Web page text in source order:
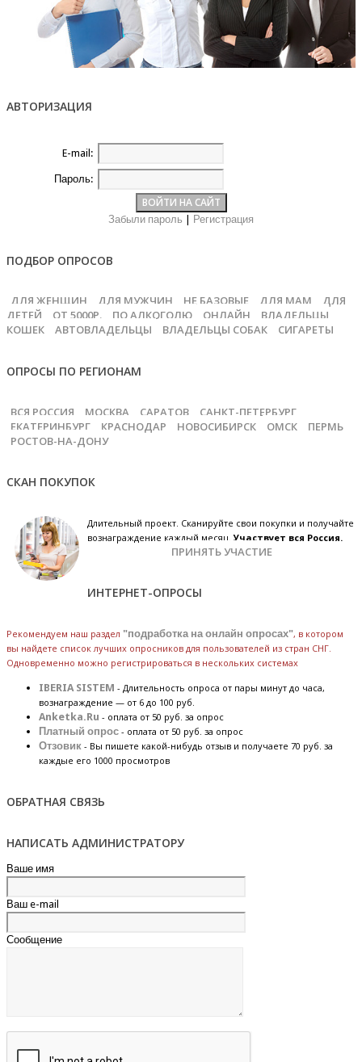
АВТОРИЗАЦИЯ
E-mail:
Пароль:
Забыли пароль Регистрация
ПОДБОР ОПРОСОВ
ДЛЯ ЖЕНЩИН ДЛЯ МУЖЧИН НЕ БАЗОВЫЕ ДЛЯ МАМ
ДЛЯ
ДЕТЕЙ
ОТ 5000Р. ПО АЛКОГОЛЮ ОНЛАЙН
ВЛАДЕЛЬЦЫ
КОШЕК
АВТОВЛАДЕЛЬЦЫ ВЛАДЕЛЬЦЫ СОБАК СИГАРЕТЫ
ОПРОСЫ ПО РЕГИОНАМ
ВСЯ РОССИЯ МОСКВА САРАТОВ
САНКТ-ПЕТЕРБУРГ
ЕКАТЕРИНБУРГ
КРАСНОДАР НОВОСИБИРСК ОМСК
ПЕРМЬ
РОСТОВ-НА-ДОНУ
СКАН ПОКУПОК
Длительный проект. Сканируйте свои покупки и получайте
вознаграждение каждый месяц.Участвует вся Россия.
ПРИНЯТЬ УЧАСТИЕ
ИНТЕРНЕТ-ОПРОСЫ
Рекомендуем наш раздел "подработка на онлайн опросах", в котором
вы найдете список лучших опросников для пользователей из стран СНГ.
Одновременно можно регистрироваться в нескольких системах
IBERIA SISTEM - Длительность опроса от пары минут до часа,
вознаграждение — от 6 до 100 руб.
Anketka.Ru - оплата от 50 руб. за опрос
Платный опрос - оплата от 50 руб. за опрос
Отзовик - Вы пишете какой-нибудь отзыв и получаете 70 руб. за
каждые его 1000 просмотров
ОБРАТНАЯ СВЯЗЬ
НАПИСАТЬ АДМИНИСТРАТОРУ
Ваше имя
Ваш e-mail
Сообщение